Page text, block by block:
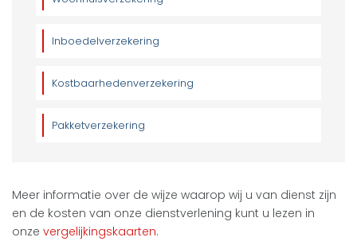
Inboedelverzekering
Kostbaarhedenverzekering
Pakketverzekering
Meer informatie over de wijze waarop wij u van dienst zijn
en de kosten van onze dienstverlening kunt u lezen in
onze vergelijkingskaarten.